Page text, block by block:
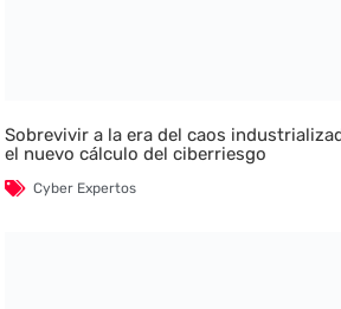
Sobrevivir a la era del caos
el nuevo cálculo del ciberriesgo
Cyber Expertos